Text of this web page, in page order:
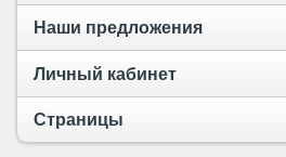
Наши предложения
Личный кабинет
Страницы